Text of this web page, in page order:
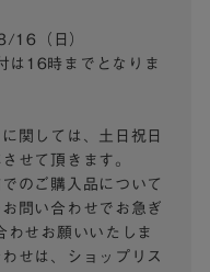
16（日）
16時までとなりま
関しては、土日祝日
せて頂きます。
のご購入品について
問い合わせでお急ぎ
わせお願いいたしま
せは、ショップリス